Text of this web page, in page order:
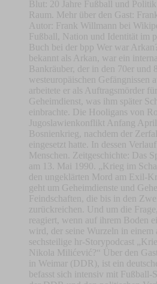
Blut: 20 Jahre Fußball und Politik
Raum. Mehr über den Gast:
Autor: Frank Willmann bei
Fußball, Nation und Identität im
Buch bei der bpp Wer war
bekannt als Arkan, war ein
Bankräuber, der in den 70er und
westeuropäischen Gefängnissen
arbeitete er als Auftragsmörder
Geheimdienst, was ihm später
einbrachte. Die Hooligans von
Jugoslawienkonflikt Anfang April
Bosnienkrieg, nachdem der
eingesetzt hatte. In dessen
Menschen. Zeitgeschichte: Das
am 13. Mai 1990. „Krieg im
den ungeklärten Mord am Exil-
geht um Geheimdienste und
Feindschaften, die bis in den
zurückreichen. Und um die
reagiert, wenn auf ihrem Boden
wird, der seine Wurzeln in einem
sechsteilige hr-Storypodcast
Nikola Milićević?“ Über den
in Weimar (DDR), ist ein
befasst sich intensiv mit Fußball-